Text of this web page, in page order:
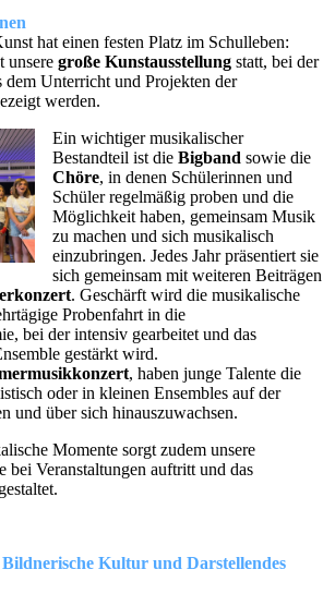
hat einen festen Platz im Schulleben:
unsere große Kunstausstellung statt, bei der
dem Unterricht und Projekten der
werden.
Ein wichtiger musikalischer
Bestandteil ist dieBigbandsowie die
Chöre, in denen Schülerinnen und
Schüler regelmäßig proben und die
Möglichkeit haben, gemeinsam Musik
zu machen und sich musikalisch
einzubringen. Jedes Jahr präsentiert sie
sich gemeinsam mit weiteren Beiträgen
. Geschärft wird die musikalische
Probenfahrt in die
bei der intensiv gearbeitet und das
gestärkt wird.
, haben junge Talente die
oder in kleinen Ensembles auf der
und über sich hinauszuwachsen.
Momente sorgt zudem unsere
bei Veranstaltungen auftritt und das
Kultur und Darstellendes